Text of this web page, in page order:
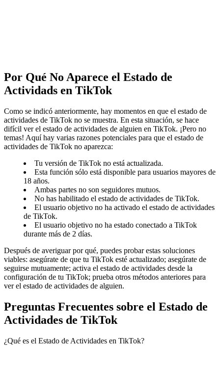
Por Qué No Aparece el Estado de
Actividads en TikTok
Como se indicó anteriormente, hay momentos en que el estado de
actividades de TikTok no se muestra. En esta situación, se hace
difícil ver el estado de actividades de alguien en TikTok. ¡Pero no
temas! Aquí hay varias razones potenciales para que el estado de
actividades de TikTok no aparezca:
Tu versión de TikTok no está actualizada.
Esta función sólo está disponible para usuarios mayores de
18 años.
Ambas partes no son seguidores mutuos.
No has habilitado el estado de actividades de TikTok.
El usuario objetivo no ha activado el estado de actividades
de TikTok.
El usuario objetivo no ha estado conectado a TikTok
durante más de 2 días.
Después de averiguar por qué, puedes probar estas soluciones
viables: asegúrate de que tu TikTok esté actualizado; asegúrate de
seguirse mutuamente; activa el estado de actividades desde la
configuración de tu TikTok; prueba otros métodos anteriores para
ver el estado de actividades de alguien.
Preguntas Frecuentes sobre el Estado de
Actividades de TikTok
¿Qué es el Estado de Actividades en TikTok?